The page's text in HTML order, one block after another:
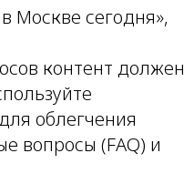
Москве сегодня»,
контент должен
облегчения
вопросы (FAQ) и